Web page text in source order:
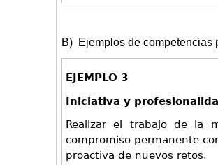
B) Ejemplos de competencias
EJEMPLO 3
Iniciativa y
Realizar el trabajo de la
compromiso permanente
proactiva de nuevos retos.